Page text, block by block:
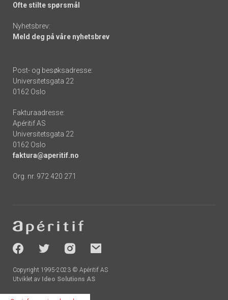
Ofte stilte spørsmål
Nyhetsbrev:
Meld deg på våre nyhetsbrev
Post- og besøksadresse:
Universitetsgata 22
0162 Oslo
Fakturaadresse:
Apéritif AS
Universitetsgata 22
0162 Oslo
faktura@aperitif.no
Org. nr. 972 420 271
-
socials
Copyright 1995-2023 © Apéritif AS
Utviklet av Ideo Solutions AS